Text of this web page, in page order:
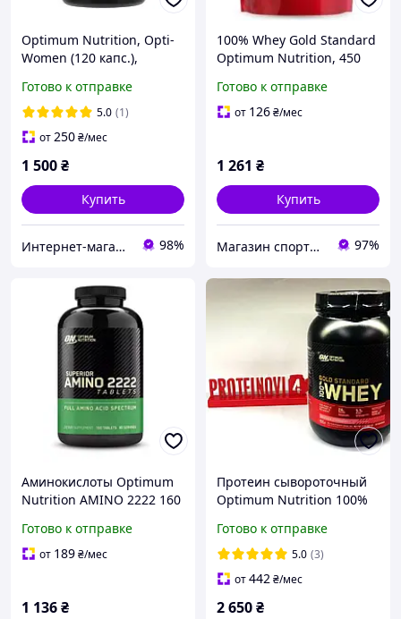
Optimum Nutrition, Opti-
Women (120 капс.),
Готово к отправке
5.0 (1)
от250₴/мес
1 500₴
Купить
Интернет-магазин "Soul-nutrition" 98%
100% Whey Gold Standard
Optimum Nutrition, 450
Готово к отправке
от 126₴/мес
1 261 ₴
Купить
Магазин спортивного харчування Sportshef 97%
Аминокислоты Optimum
Nutrition AMINO 2222 160
Готово к отправке
от 189₴/мес
1 136₴
Протеин сывороточный
Optimum Nutrition 100%
вэй голд стандард
Готово к отправке
5.0 (3)
от442₴/мес
2 650₴